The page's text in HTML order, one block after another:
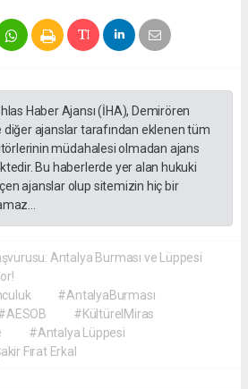
Haber Ajansı (İHA), Demirören
diğer ajanslar tarafından eklenen tüm
müdahalesi olmadan ajans
Bu haberlerde yer alan hukuki
ajanslar olup sitemizin hiç bir
Antalya Burması ve Lüppesi
#AntalyaBurması
#KültürelMiras
#Antalya Lüppesi
Fırat Erkal